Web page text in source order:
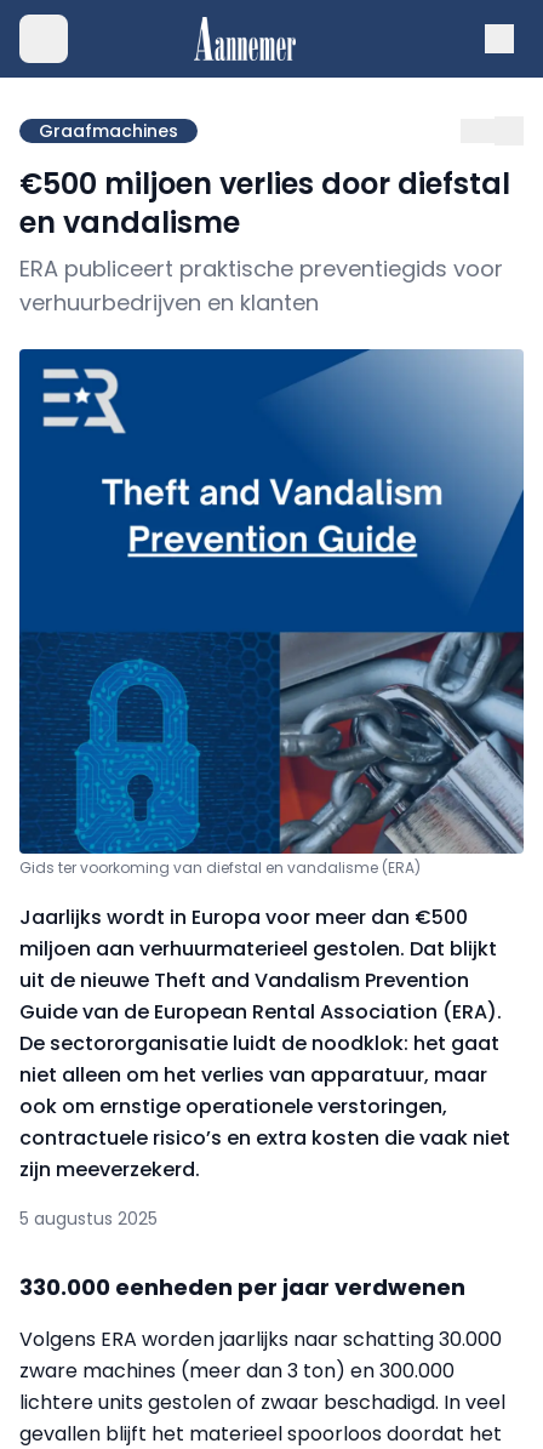
Graafmachines
€500 miljoen verlies door diefstal
en vandalisme
ERA publiceert praktische preventiegids voor
verhuurbedrijven en klanten
Gids ter voorkoming van diefstal en vandalisme (ERA)
Jaarlijks wordt in Europa voor meer dan €500
miljoen aan verhuurmaterieel gestolen. Dat blijkt
uit de nieuwe Theft and Vandalism Prevention
Guide van de European Rental Association (ERA).
De sectororganisatie luidt de noodklok: het gaat
niet alleen om het verlies van apparatuur, maar
ook om ernstige operationele verstoringen,
contractuele risico’s en extra kosten die vaak niet
zijn meeverzekerd.
5 augustus 2025
330.000 eenheden per jaar verdwenen
Volgens ERA worden jaarlijks naar schatting 30.000
zware machines (meer dan 3 ton) en 300.000
lichtere units gestolen of zwaar beschadigd. In veel
gevallen blijft het materieel spoorloos doordat het